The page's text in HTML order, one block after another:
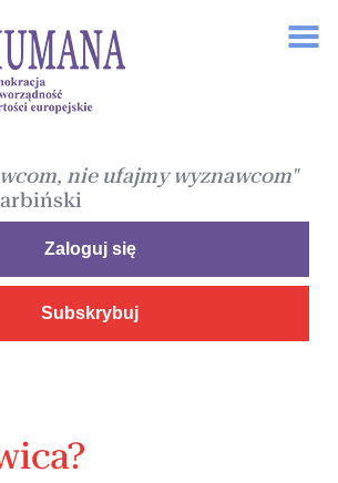
nie ufajmy wyznawcom"
Zaloguj się
Subskrybuj